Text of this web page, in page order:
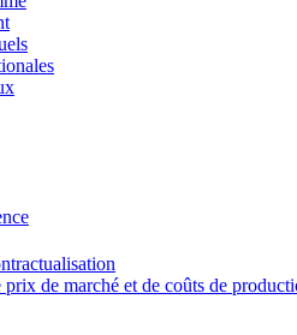
prix de marché et de coûts de